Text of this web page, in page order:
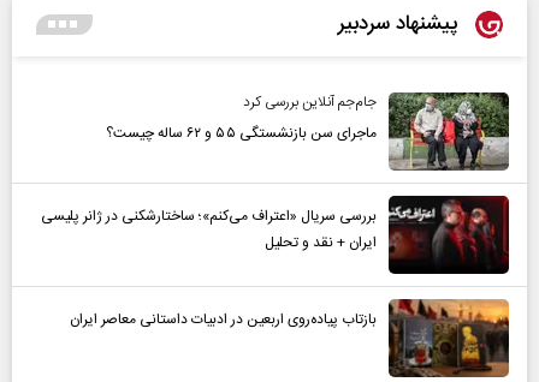
پیشنهاد سردبیر
جام‌جم آنلاین بررسی کرد
ماجرای سن بازنشستگی ۵۵ و ۶۲ ساله چیست؟
بررسی سریال «اعتراف می‌کنم»؛ ساختارشکنی در ژانر پلیسی
ایران + نقد و تحلیل
بازتاب پیاده‌روی اربعین در ادبیات داستانی معاصر ایران